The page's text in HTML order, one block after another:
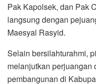
Pak Kapolsek, dan Pak
langsung dengan
Maesyal Rasyid.
Selain bersilahturahmi,
melanjutkan perjuangan
pembangunan di